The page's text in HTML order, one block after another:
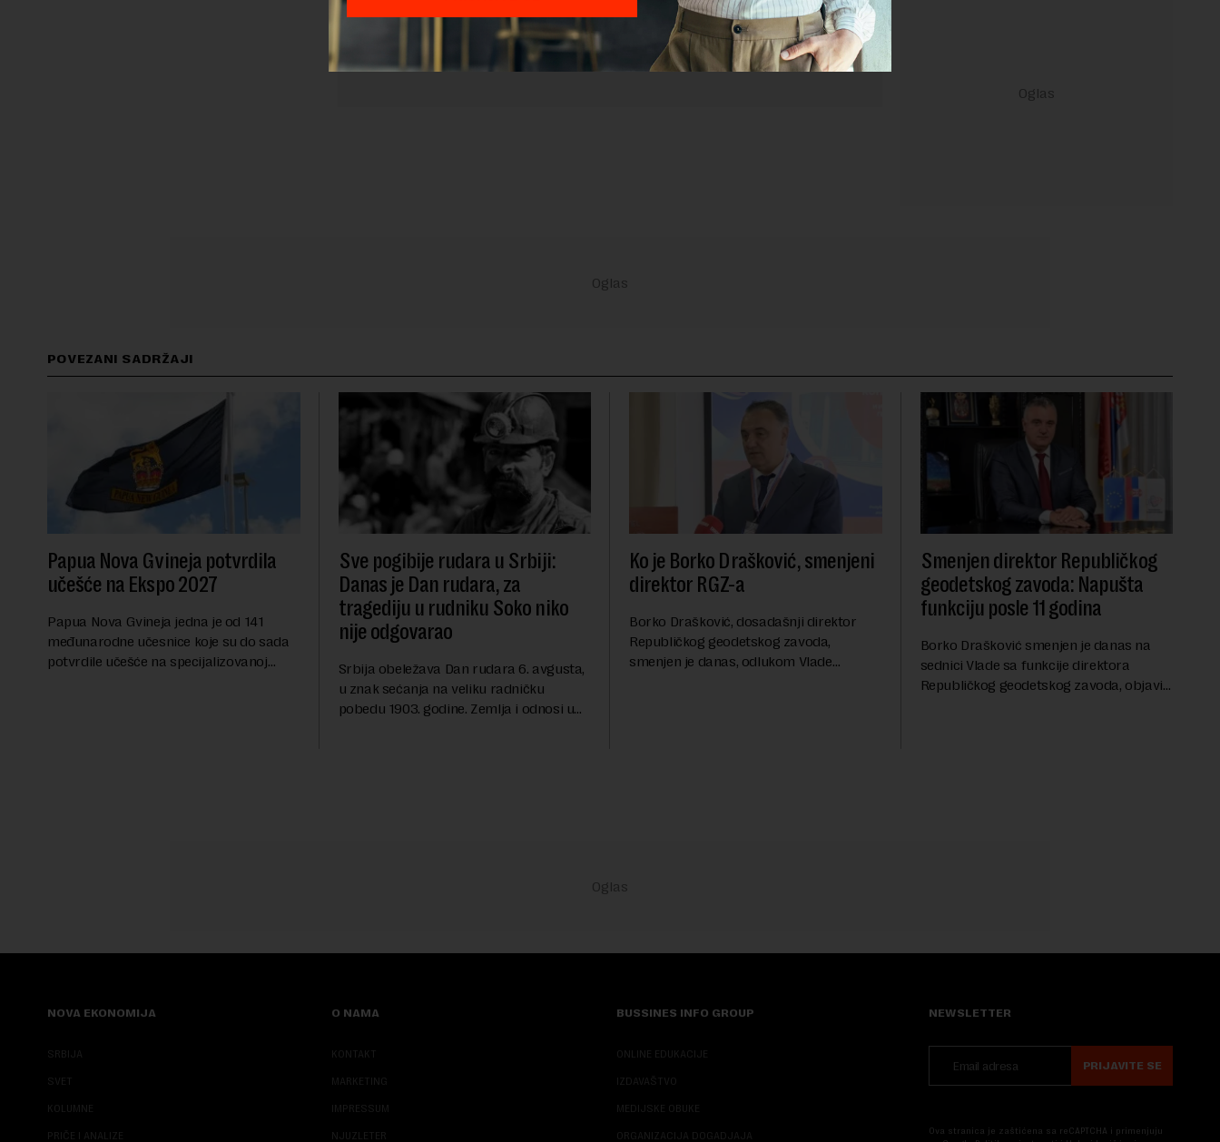
POVEZANI SADRŽAJI
Papua Nova Gvineja potvrdila
učešće na Ekspo 2027
Papua Nova Gvineja jedna je od 141
međunarodne učesnice koje su do sada
potvrdile učešće na specijalizovanoj
Sve pogibije rudara u Srbiji:
Danas je Dan rudara, za
tragediju u rudniku Soko niko
nije odgovarao
Srbija obeležava Dan rudara 6. avgusta,
u znak sećanja na veliku radničku
pobedu 1903. godine. Zemlja i odnosi u
Ko je Borko Drašković, smenjeni
direktor RGZ-a
Borko Drašković, dosadašnji direktor
Republičkog geodetskog zavoda,
smenjen je danas, odlukom Vlade
Smenjen direktor Republičkog
geodetskog zavoda: Napušta
funkciju posle 11 godina
Borko Drašković smenjen je danas na
sednici Vlade sa funkcije direktora
Republičkog geodetskog zavoda, objavio
NOVA EKONOMIJA
SRBIJA
SVET
KOLUMNE
PRIČE I ANALIZE
O NAMA
KONTAKT
MARKETING
IMPRESSUM
NJUZLETER
BUSSINES INFO GROUP
ONLINE EDUKACIJE
IZDAVAŠTVO
MEDIJSKE OBUKE
ORGANIZACIJA DOGADJAJA
NEWSLETTER
PRIJAVITE SE
Ova stranica je zaštićena sa reCAPTCHA i primenjuju